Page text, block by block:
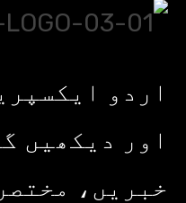
اردو
اور دیکھیں
خبریں،